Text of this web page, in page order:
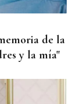
de la
y la mía"